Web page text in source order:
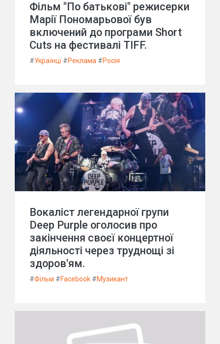
Фільм "По батькові" режисерки
Марії Пономарьової був
включений до програми Short
Cuts на фестивалі TIFF.
#Українці #Реклама #Росія
Вокаліст легендарної групи
Deep Purple оголосив про
закінчення своєї концертної
діяльності через труднощі зі
здоров'ям.
#Фільм #Facebook #Музикант